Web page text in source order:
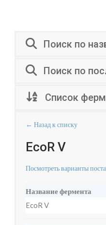
Поиск по
Поиск по
Список
← Назад к списку
EcoR V
Посмотреть варианты
Название фермента
EcoR V